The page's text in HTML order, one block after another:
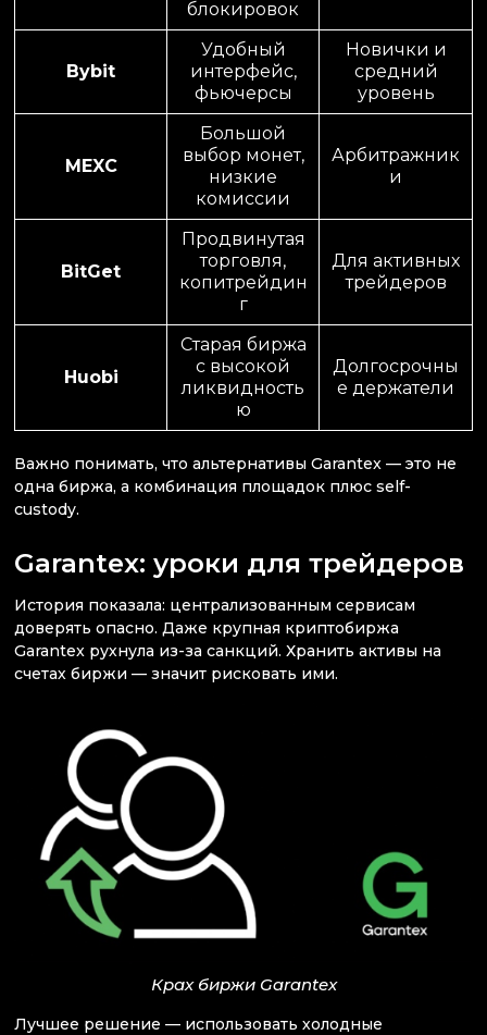
блокировок
Bybit
Удобный
интерфейс,
фьючерсы
Новички и
средний
уровень
MEXC
Большой
выбор монет,
низкие
комиссии
Арбитражник
и
BitGet
Продвинутая
торговля,
копитрейдин
г
Для активных
трейдеров
Huobi
Старая биржа
с высокой
ликвидность
ю
Долгосрочны
е держатели
Важно понимать, что альтернативы Garantex — это не
одна биржа, а комбинация площадок плюс self-
custody.
Garantex: уроки для трейдеров
История показала: централизованным сервисам
доверять опасно. Даже крупная криптобиржа
Garantex рухнула из-за санкций. Хранить активы на
счетах биржи — значит рисковать ими.
Крах биржи Garantex
Лучшее решение — использовать холодные